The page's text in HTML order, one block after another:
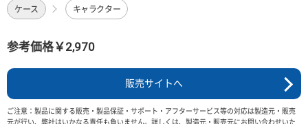
ケース キャラクター
参考価格￥2,970
販売サイトへ
ご注意：製品に関する販売・製品保証・サポート・アフターサービス等の対応は製造元・販売
元が行い、弊社はいかなる責任も負いません。詳しくは、製造元・販売元にお問い合わせいた